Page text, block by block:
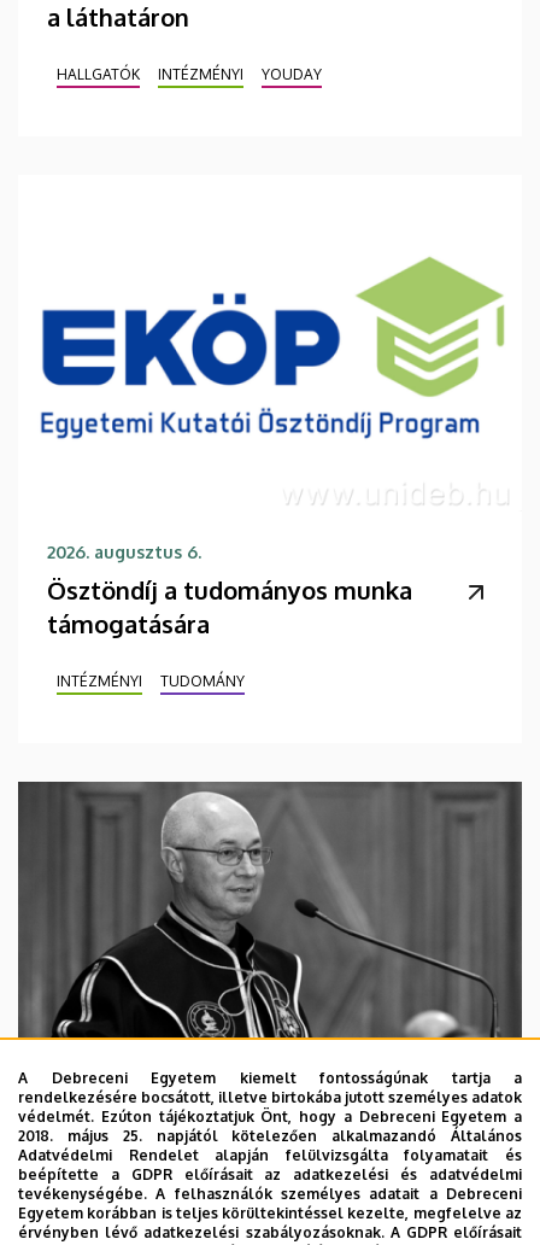
a láthatáron
HALLGATÓK INTÉZMÉNYI YOUDAY
2026. augusztus 6.
Ösztöndíj a tudományos munka
támogatására
INTÉZMÉNYI TUDOMÁNY
2026. augusztus 5.
Díszdoktorát gyászolja a Debreceni
Egyetem
A Debreceni Egyetem kiemelt fontosságúnak tartja a
rendelkezésére bocsátott, illetve birtokába jutott személyes adatok
védelmét. Ezúton tájékoztatjuk Önt, hogy a Debreceni Egyetem a
2018. május 25. napjától kötelezően alkalmazandó Általános
Adatvédelmi Rendelet alapján felülvizsgálta folyamatait és
beépítette a GDPR előírásait az adatkezelési és adatvédelmi
tevékenységébe. A felhasználók személyes adatait a Debreceni
Egyetem korábban is teljes körültekintéssel kezelte, megfelelve az
érvényben lévő adatkezelési szabályozásoknak. A GDPR előírásait